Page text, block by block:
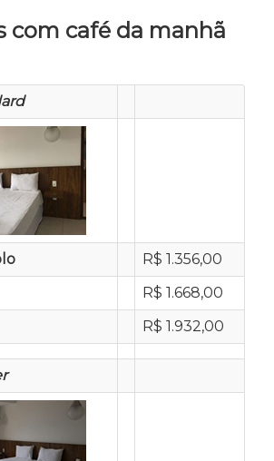
com café da manhã
R$ 1.356,00
R$ 1.668,00
R$ 1.932,00